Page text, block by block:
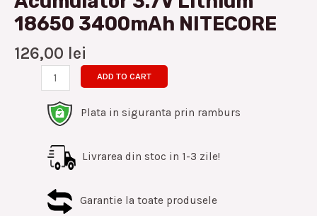
18650 3400mAh NITECORE
126,00 lei
ADD TO CART
Plata in siguranta prin ramburs
Livrarea din stoc in 1-3 zile!
Garantie la toate produsele